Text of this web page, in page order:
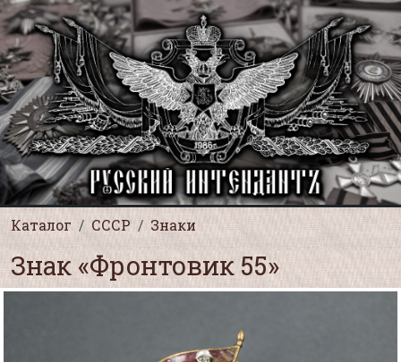
Каталог СССР Знаки
Знак «Фронтовик 55»